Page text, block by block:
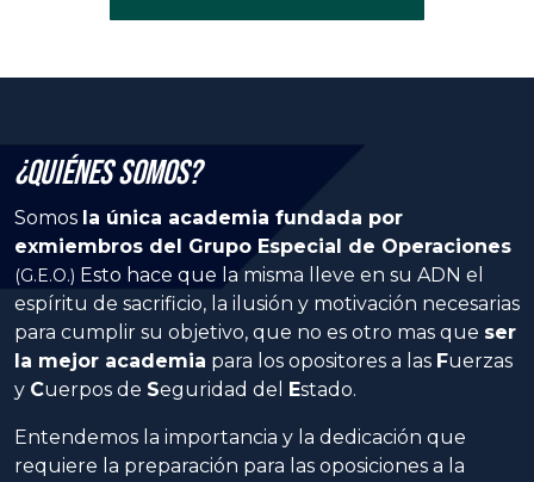
¿Quiénes Somos?
Somos la única academia fundada por
exmiembros del Grupo Especial de Operaciones
(G.E.O.) Esto hace que la misma lleve en su ADN el
espíritu de sacrificio, la ilusión y motivación necesarias
para cumplir su objetivo, que no es otro mas que ser
la mejor academia para los opositores a las
Fuerzas
y
Cuerpos de Seguridad del Estado.
Entendemos la importancia y la dedicación que
requiere la preparación para las oposiciones a la